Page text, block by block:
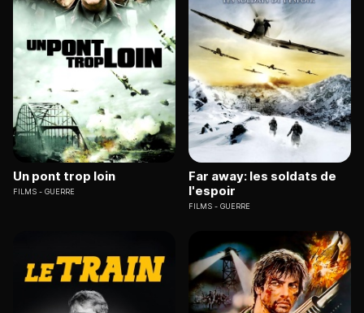
Un pont trop loin
FILMS GUERRE
Far away: les soldats de
l'espoir
FILMS GUERRE